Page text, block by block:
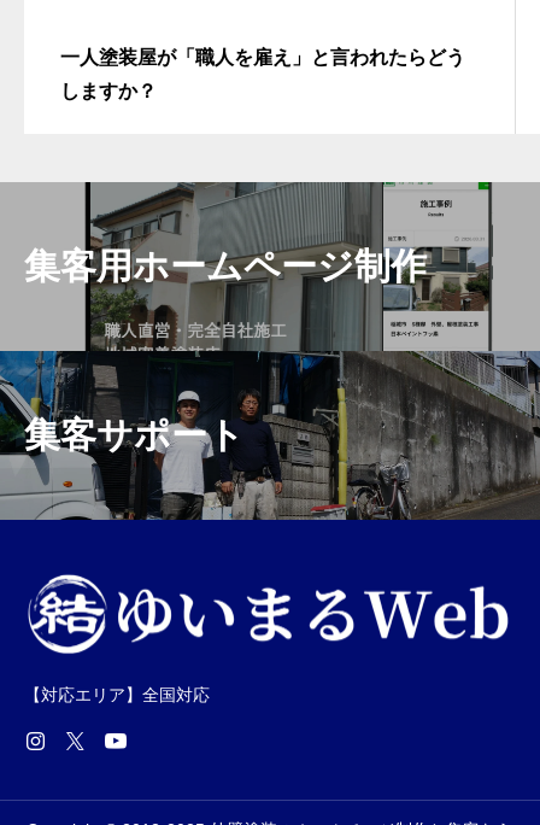
一人塗装屋が「職人を雇え」と言われたらどう
しますか？
集客用ホームページ制作
集客サポート
【対応エリア】全国対応